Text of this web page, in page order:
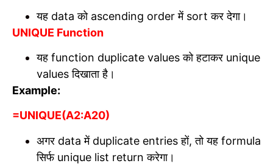
यह data को ascending order में sort कर देगा।
UNIQUE Function
यह function duplicate values को हटाकर unique
values दिखाता है।
Example:
=UNIQUE(A2:A20)
अगर data में duplicate entries हों, तो यह formula
सिर्फ unique list return करेगा।